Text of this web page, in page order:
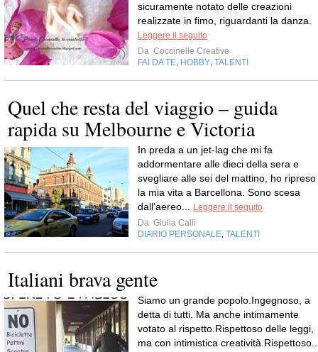
sicuramente notato delle creazioni
realizzate in fimo, riguardanti la danza.
Leggere il seguito
Da Coccinelle Creative
FAI DA TE, HOBBY, TALENTI
Quel che resta del viaggio – guida
rapida su Melbourne e Victoria
In preda a un jet-lag che mi fa
addormentare alle dieci della sera e
svegliare alle sei del mattino, ho ripreso
la mia vita a Barcellona. Sono scesa
dall'aereo... Leggere il seguito
Da Giulia Calli
DIARIO PERSONALE, TALENTI
Italiani brava gente
Siamo un grande popolo.Ingegnoso, a
detta di tutti. Ma anche intimamente
votato al rispetto.Rispettoso delle leggi,
ma con intimistica